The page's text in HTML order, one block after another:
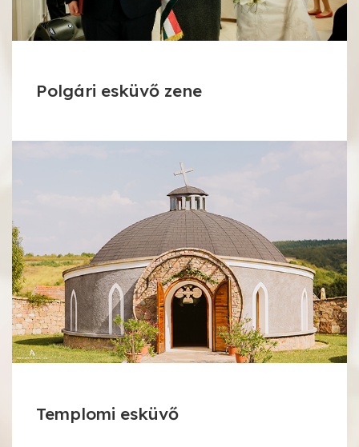
Polgári esküvő zene
Templomi esküvő